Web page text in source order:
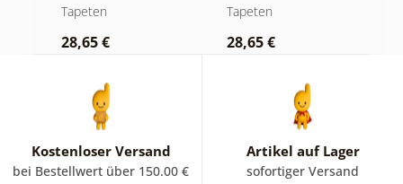
Tapeten
28,65 €
Tapeten
28,65 €
Kostenloser Versand
bei Bestellwert über 150.00 €
Artikel auf Lager
sofortiger Versand